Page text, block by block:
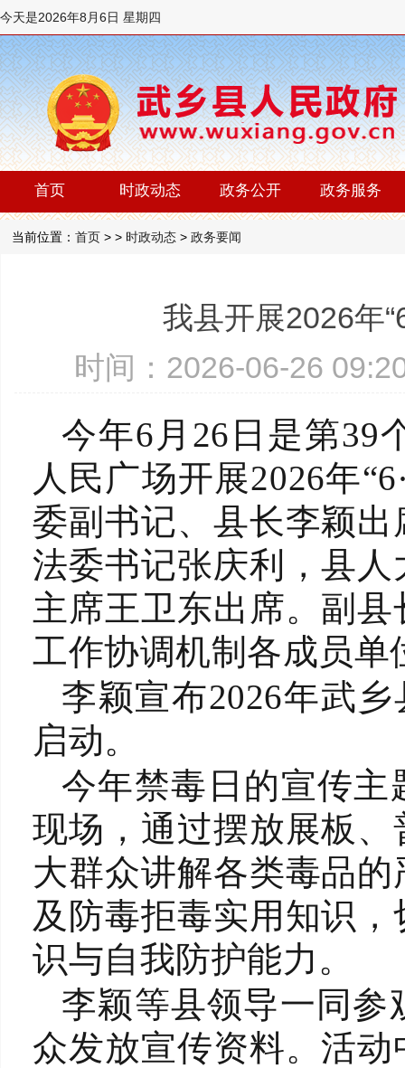
今天是2026年8月6日 星期四
首页 时政动态 政务公开 政务服务
当前位置： 首页 > > 时政动态 > 政务要闻
我县开展2026年
时间：2026-06-26
今年6月26日是第39
人民广场开展2026年“6
委副书记、县长李颖
法委书记张庆利，县
主席王卫东出席。副
工作协调机制各成员单
李颖宣布2026年武乡
启动。
今年禁毒日的宣传主
现场，通过摆放展板、
大群众讲解各类毒品的
及防毒拒毒实用知识
识与自我防护能力。
李颖等县领导一同参
众发放宣传资料。活